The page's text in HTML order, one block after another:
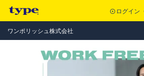
ログイン
ワンポリッシュ株式会社